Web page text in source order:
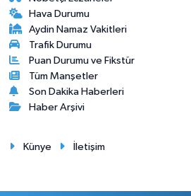
Hava Durumu
Aydin Namaz Vakitleri
Trafik Durumu
Puan Durumu ve Fikstür
Tüm Manşetler
Son Dakika Haberleri
Haber Arşivi
Künye İletişim